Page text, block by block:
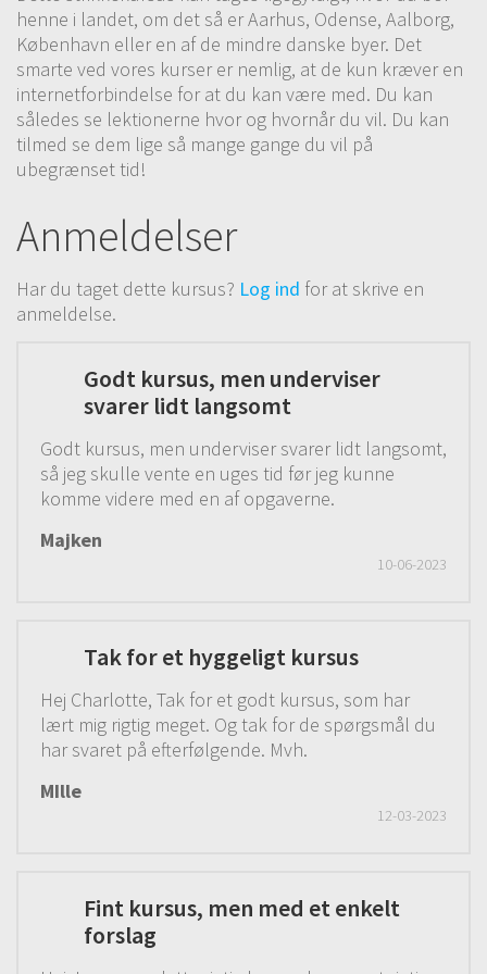
29# Tage mål
00:34
30# Luk af 02:27
31# Hæfte ender 02:06
Udtagninger
strikker et smukt trekants formet tørklæde, der
formgives hved hjælp af udtagninger - Det lyder meget
selv strikkede mest af da hun var en mindre erfaren
32# Strik et tørklæde | Materialer
02:20 GRATIS VIDEO
33# Udtagninger – slå om pinden
34# Vrangsiden
36# Tip til at huske retsiden 01:22
37# Strikkehæftning 02:46
38# Hvordan kan jeg se om tørklædet er
Lækkert blødt halsrør | Ribstrik
Modul 7 handler om at strikke rib. Her lære du virkelig
henne i landet, om det så er Aarhus, Odense, Aalborg,
København eller en af de mindre danske byer. Det
smarte ved vores kurser er nemlig, at de kun kræver en
internetforbindelse for at du kan være med. Du kan
således se lektionerne hvor og hvornår du vil. Du kan
tilmed se dem lige så mange gange du vil på
ubegrænset tid!
Anmeldelser
Har du taget dette kursus? Log ind for at skrive en
anmeldelse.
Godt kursus, men underviser
svarer lidt langsomt
Godt kursus, men underviser svarer lidt langsomt,
så jeg skulle vente en uges tid før jeg kunne
komme videre med en af opgaverne.
Majken
10-06-2023
Tak for et hyggeligt kursus
Hej Charlotte, Tak for et godt kursus, som har
lært mig rigtig meget. Og tak for de spørgsmål du
har svaret på efterfølgende. Mvh.
MIlle
12-03-2023
Fint kursus, men med et enkelt
forslag